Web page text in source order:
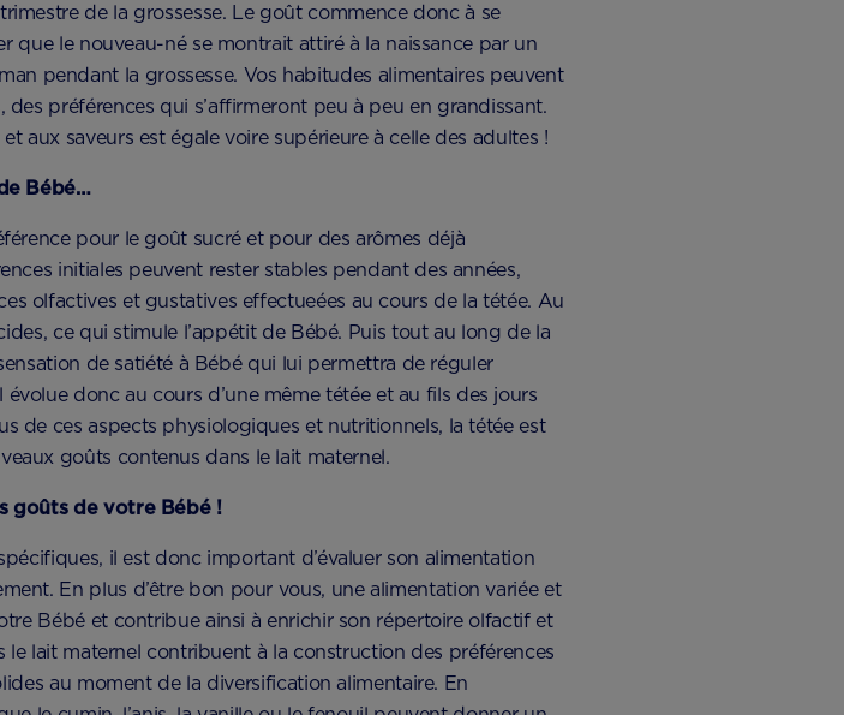
de la grossesse. Le goût commence donc à se
que le nouveau-né se montrait attiré à la naissance par un
pendant la grossesse. Vos habitudes alimentaires peuvent
préférences qui s’affirmeront peu à peu en grandissant.
aux saveurs est égale voire supérieure à celle des adultes !
Bébé…
pour le goût sucré et pour des arômes déjà
initiales peuvent rester stables pendant des années,
olfactives et gustatives effectueées au cours de la tétée. Au
ce qui stimule l’appétit de Bébé. Puis tout au long de la
de satiété à Bébé qui lui permettra de réguler
donc au cours d’une même tétée et au fils des jours
de ces aspects physiologiques et nutritionnels, la tétée est
goûts contenus dans le lait maternel.
goûts de votre Bébé !
il est donc important d’évaluer son alimentation
En plus d’être bon pour vous, une alimentation variée et
Bébé et contribue ainsi à enrichir son répertoire olfactif et
le lait maternel contribuent à la construction des préférences
au moment de la diversification alimentaire. En